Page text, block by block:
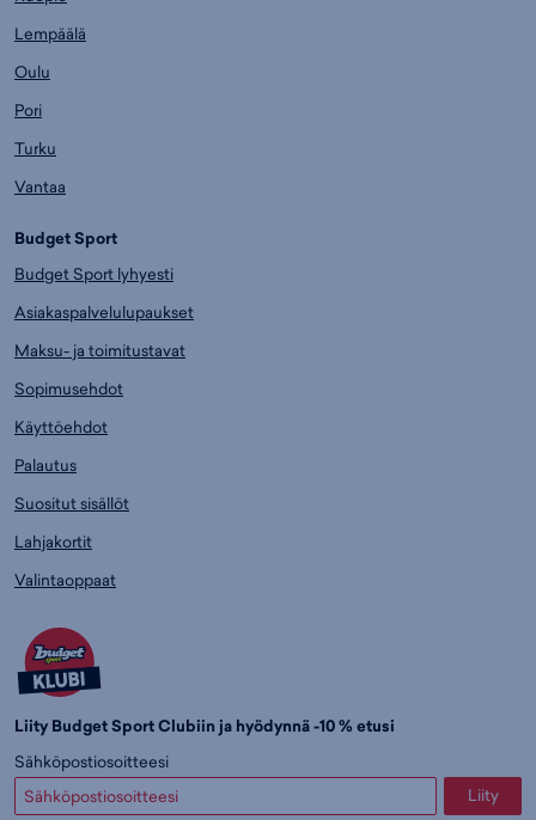
Lempäälä
Oulu
Pori
Turku
Vantaa
Budget Sport
Budget Sport lyhyesti
Asiakaspalvelulupaukset
Maksu- ja toimitustavat
Sopimusehdot
Käyttöehdot
Palautus
Suositut sisällöt
Lahjakortit
Valintaoppaat
Liity Budget Sport Clubiin ja hyödynnä -10 % etusi
Sähköpostiosoitteesi
Liity